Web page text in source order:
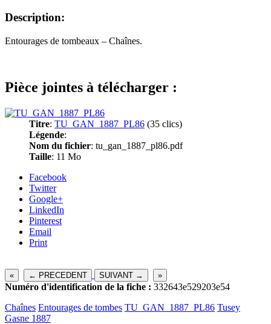
Description:
Entourages de tombeaux – Chaînes.
Pièce jointes à télécharger :
Titre: TU_GAN_1887_PL86 (35 clics)
Légende:
Nom du fichier: tu_gan_1887_pl86.pdf
Taille: 11 Mo
Facebook
Twitter
Google+
LinkedIn
Pinterest
Email
Print
« ← PRECEDENT SUIVANT → »
Numéro d'identification de la fiche : 332643e529203e54
Chaînes Entourages de tombes TU_GAN_1887_PL86 Tusey
Gasne 1887